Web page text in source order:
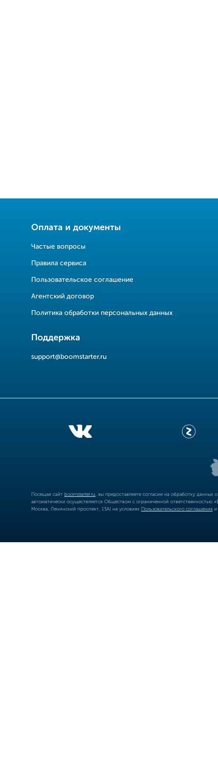
Оплата и документы
Частые вопросы
Правила сервиса
Пользовательское соглашение
Агентский договор
Политика обработки персональных данных
Поддержка
support@boomstarter.ru
Посещая сайт boomstarter.ru , вы предоставляете согласие на обработку
автоматически осуществляется Обществом с ограниченной
Москва, Ленинский проспект, 15А) на условиях Пользовательского соглашения и